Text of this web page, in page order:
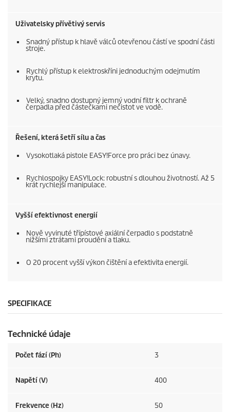
Uživatelsky přívětivý servis
Snadný přístup k hlavě válců otevřenou částí ve spodní části
stroje.
Rychlý přístup k elektroskříni jednoduchým odejmutím
krytu.
Velký, snadno dostupný jemný vodní filtr k ochraně
čerpadla před částečkami nečistot ve vodě.
Řešení, která šetří sílu a čas
Vysokotlaká pistole EASY!Force pro práci bez únavy.
Rychlospojky EASY!Lock: robustní s dlouhou životností. Až 5
krát rychlejší manipulace.
Vyšší efektivnost energií
Nově vyvinuté třípístové axiální čerpadlo s podstatně
nižšími ztrátami proudění a tlaku.
O 20 procent vyšší výkon čištění a efektivita energií.
SPECIFIKACE
Technické údaje
Počet fází (Ph) 3
Napětí (V) 400
Frekvence (Hz) 50